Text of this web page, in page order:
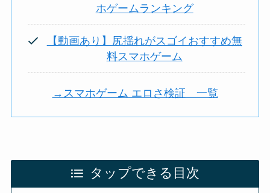
ホゲームランキング
【動画あり】尻揺れがスゴイおすすめ無
料スマホゲーム
→スマホゲーム エロさ検証 一覧
タップできる目次